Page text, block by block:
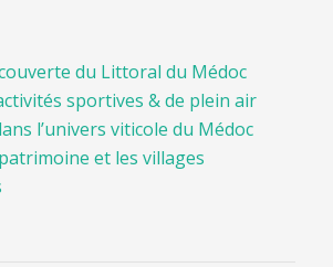
du Littoral du Médoc
sportives & de plein air
l’univers viticole du Médoc
et les villages